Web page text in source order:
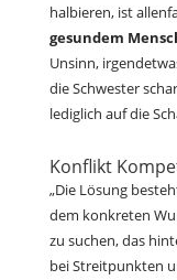
halbieren, ist
gesundem
Unsinn,
die Schwester
lediglich auf die
Konflikt
„Die Lösung
dem konkreten
zu suchen, das
bei Streitpunkten